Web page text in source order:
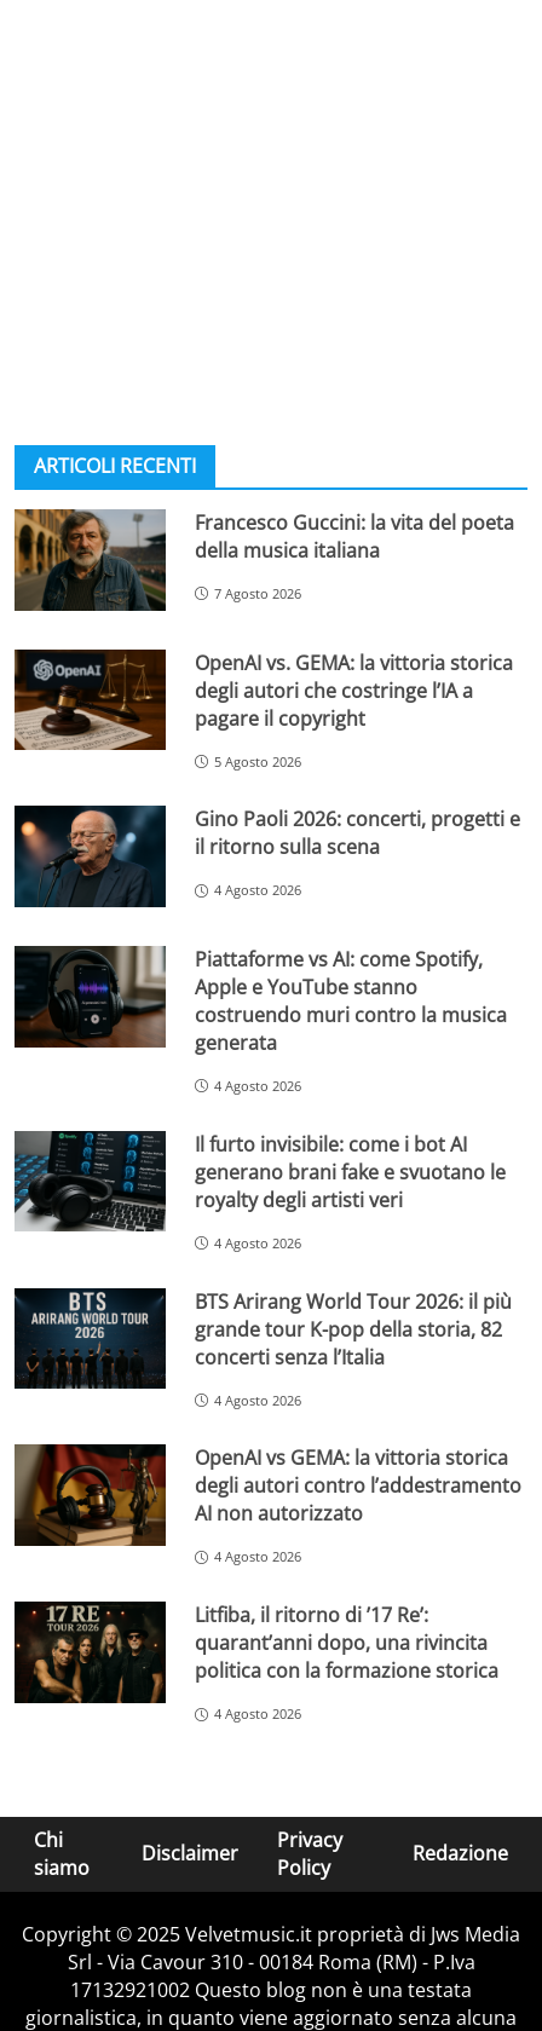
ARTICOLI RECENTI
Francesco Guccini: la vita del poeta
della musica italiana
7 Agosto 2026
OpenAI vs. GEMA: la vittoria storica
degli autori che costringe l’IA a
pagare il copyright
5 Agosto 2026
Gino Paoli 2026: concerti, progetti e
il ritorno sulla scena
4 Agosto 2026
Piattaforme vs AI: come Spotify,
Apple e YouTube stanno
costruendo muri contro la musica
generata
4 Agosto 2026
Il furto invisibile: come i bot AI
generano brani fake e svuotano le
royalty degli artisti veri
4 Agosto 2026
BTS Arirang World Tour 2026: il più
grande tour K-pop della storia, 82
concerti senza l’Italia
4 Agosto 2026
OpenAI vs GEMA: la vittoria storica
degli autori contro l’addestramento
AI non autorizzato
4 Agosto 2026
Litfiba, il ritorno di ’17 Re’:
quarant’anni dopo, una rivincita
politica con la formazione storica
4 Agosto 2026
Chi
siamo
Disclaimer
Privacy
Policy
Redazione
Copyright © 2025 Velvetmusic.it proprietà di Jws Media
Srl - Via Cavour 310 - 00184 Roma (RM) - P.Iva
17132921002 Questo blog non è una testata
giornalistica, in quanto viene aggiornato senza alcuna